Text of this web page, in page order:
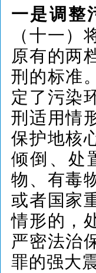
一是调整
（十一
原有的两
刑的标准
定了污染
刑适用情
保护地核
倾倒、处
物、有毒
或者国家
情形的，
严密法治
罪的强大震